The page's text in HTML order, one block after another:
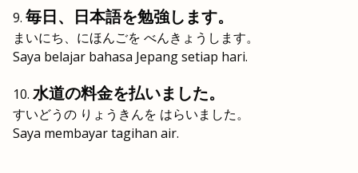
毎日、日本語を勉強します。
まいにち、にほんごを べんきょうします。
Saya belajar bahasa Jepang setiap hari.
水道の料金を払いました。
すいどうの りょうきんを はらいました。
Saya membayar tagihan air.